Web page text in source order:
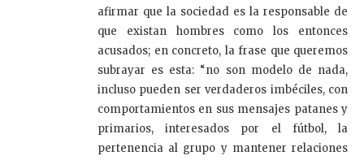
afirmar que la sociedad es la responsable de
que existan hombres como los entonces
acusados; en concreto, la frase que queremos
subrayar es esta: “no son modelo de nada,
incluso pueden ser verdaderos imbéciles, con
comportamientos en sus mensajes patanes y
primarios, interesados por el fútbol, la
pertenencia al grupo y mantener relaciones